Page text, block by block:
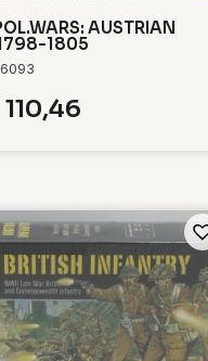
AUSTRIAN
1805
110,46